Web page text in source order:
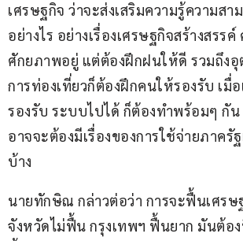
เศรษฐกิจ ว่าจะส่งเสริมความรู้ความสา
อย่างไร อย่างเรื่องเศรษฐกิจสร้างสรร
ศักยภาพอยู่ แต่ต้องฝึกฝนให้ดี รวมถึง
การท่องเที่ยวก็ต้องฝึกคนให้รองรับ เมื่
รองรับ ระบบไปได้ ก็ต้องทำพร้อมๆ กั
อาจจะต้องมีเรื่องของการใช้จ่ายภาครั
บ้าง
นายทักษิณ กล่าวต่อว่า การจะฟื้นเศรษ
จังหวัดไม่ฟื้น กรุงเทพฯ ฟื้นยาก มันต้อ